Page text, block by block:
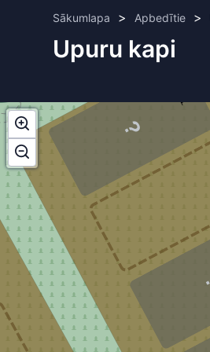
Sākumlapa > Apbedītie >
Upuru kapi
1